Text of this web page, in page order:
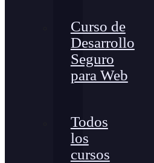
Curso de
Desarrollo
Seguro
para Web
Todos
los
cursos